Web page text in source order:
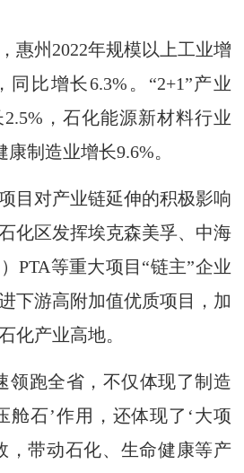
州2022年规模以上工业增
同比增长6.3%。“2+1”产业
，石化能源新材料行业
制造业增长9.6%。
对产业链延伸的积极影响
化区发挥埃克森美孚、中海
PTA等重大项目“链主”企业
下游高附加值优质项目，加
化产业高地。
跑全省，不仅体现了制造
舱石’作用，还体现了‘大项
，带动石化、生命健康等产